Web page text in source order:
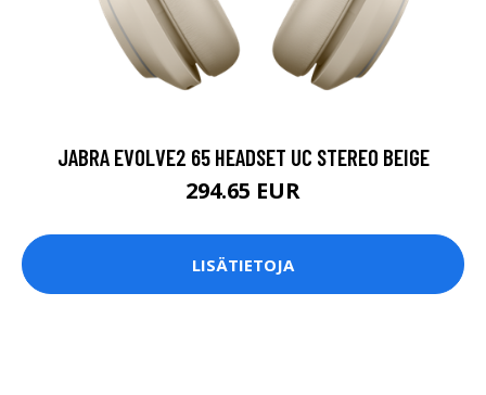
JABRA EVOLVE2 65 HEADSET UC STEREO BEIGE
294.65 EUR
LISÄTIETOJA